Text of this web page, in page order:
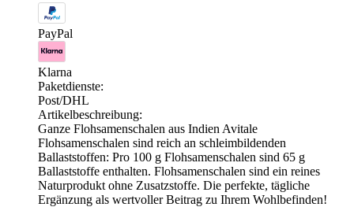
PayPal
Klarna
Paketdienste:
Post/DHL
Artikelbeschreibung:
Ganze Flohsamenschalen aus Indien Avitale
Flohsamenschalen sind reich an schleimbildenden
Ballaststoffen: Pro 100 g Flohsamenschalen sind 65 g
Ballaststoffe enthalten. Flohsamenschalen sind ein reines
Naturprodukt ohne Zusatzstoffe. Die perfekte, tägliche
Ergänzung als wertvoller Beitrag zu Ihrem Wohlbefinden!